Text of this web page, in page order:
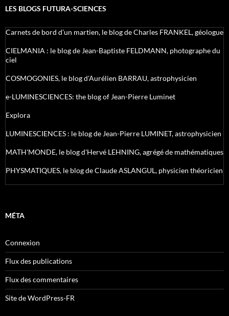
LES BLOGS FUTURA-SCIENCES
Carnets de bord d’un martien, le blog de Charles FRANKEL, géologue
CIELMANIA : le blog de Jean-Baptiste FELDMANN, photographe du
ciel
COSMOGONIES, le blog d'Aurélien BARRAU, astrophysicien
e-LUMINESCIENCES: the blog of Jean-Pierre Luminet
Explora
LUMINESCIENCES : le blog de Jean-Pierre LUMINET, astrophysicien
MATH'MONDE, le blog d'Hervé LEHNING, agrégé de mathématiques
PHYSMATIQUES, le blog de Claude ASLANGUL, physicien théoricien
MÉTA
Connexion
Flux des publications
Flux des commentaires
Site de WordPress-FR